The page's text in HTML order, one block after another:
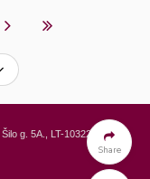
Share
Šilo g. 5A., LT-10322 Vilnius,